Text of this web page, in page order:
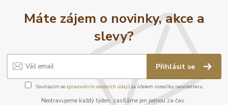
Máte zájem o novinky, akce a
slevy?
Přihlásit se
Souhlasím se zpracováním osobních údajůza účelem rozesílky newsletteru.
Neotravujeme každý týden, zasíláme jen jednou za čas.